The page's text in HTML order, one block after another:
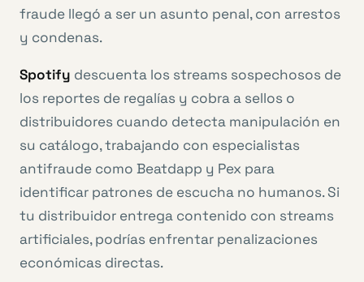
fraude llegó a ser un asunto penal, con arrestos
y condenas.
Spotify descuenta los streams sospechosos de
los reportes de regalías y cobra a sellos o
distribuidores cuando detecta manipulación en
su catálogo, trabajando con especialistas
antifraude como Beatdapp y Pex para
identificar patrones de escucha no humanos. Si
tu distribuidor entrega contenido con streams
artificiales, podrías enfrentar penalizaciones
económicas directas.